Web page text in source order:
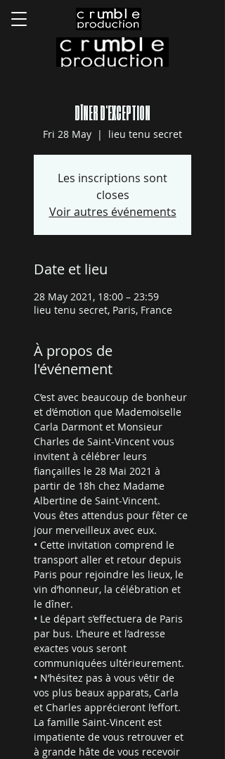
DÎNER D'EXCEPTION
Fri 28 May
  |
lieu tenu secret
Les inscriptions sont
closes
Voir autres événements
Date et lieu
28 May 2021, 18:00 – 23:59
lieu tenu secret, Paris, France
À propos de
l'événement
C’est avec beaucoup de bonheur
et d’émotion que Mademoiselle
Carla Darmont et Monsieur
Charles de Saint-Vincent vous
invitent à célébrer leurs
fiançailles le 28 Mai 2021 à
partir de 18h chez Madame
Albertine de Saint-Vincent.
Vous êtes attendus pour fêter ce
jour merveilleux avec eux.
• Cette invitation comprend le
transport aller et retour depuis
Paris pour rejoindre les lieux, le
vin d’honneur, la célébration et
le dîner.
• Le départ s’effectuera de Paris
par bus. L’heure et l’adresse
exactes vous seront
communiquées ultérieurement.
• N’hésitez pas à vous vêtir de
vos plus beaux apparats, Carla
et Charles apprécieront l’effort.
La famille Saint-Vincent est
impatiente de vous retrouver et
à grande hâte de vous recevoir